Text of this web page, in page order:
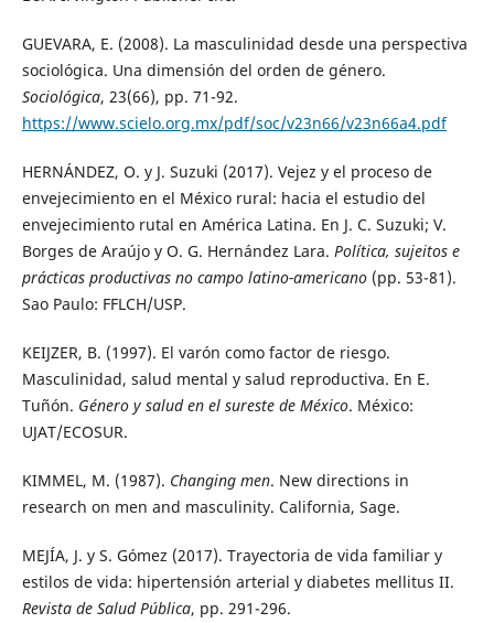
GUEVARA, E. (2008). La masculinidad desde una perspectiva
sociológica. Una dimensión del orden de género.
Sociológica, 23(66), pp. 71-92.
https://www.scielo.org.mx/pdf/soc/v23n66/v23n66a4.pdf
HERNÁNDEZ, O. y J. Suzuki (2017). Vejez y el proceso de
envejecimiento en el México rural: hacia el estudio del
envejecimiento rutal en América Latina. En J. C. Suzuki; V.
Borges de Araújo y O. G. Hernández Lara. Política, sujeitos e
prácticas productivas no campo latino-americano(pp. 53-81).
Sao Paulo: FFLCH/USP.
KEIJZER, B. (1997). El varón como factor de riesgo.
Masculinidad, salud mental y salud reproductiva. En E.
Tuñón. Género y salud en el sureste de México. México:
UJAT/ECOSUR.
KIMMEL, M. (1987). Changing men. New directions in
research on men and masculinity. California, Sage.
MEJÍA, J. y S. Gómez (2017). Trayectoria de vida familiar y
estilos de vida: hipertensión arterial y diabetes mellitus II.
Revista de Salud Pública, pp. 291-296.